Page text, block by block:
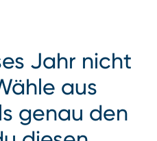
Jahr nicht
aus
genau den